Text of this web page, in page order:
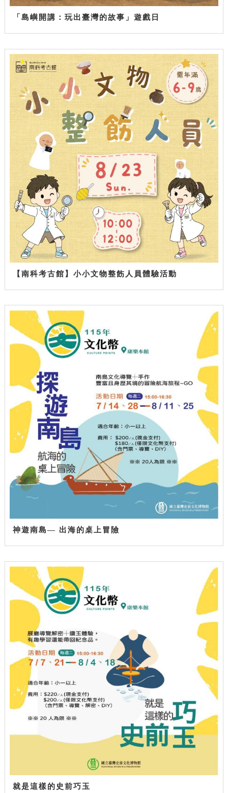
「島嶼開講：玩出臺灣的故事」遊戲日
【南科考古館】小小文物整飭人員體驗活動
神遊南島— 出海的桌上冒險
就是這樣的史前巧玉